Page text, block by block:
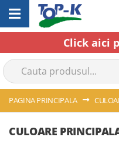
to
Content
Click aici
PAGINA PRINCIPALA
Skip
Skip
CULOARE